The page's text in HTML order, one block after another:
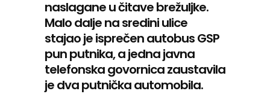
naslagane u čitave brežuljke.
Malo dalje na sredini ulice
stajao je isprečen autobus GSP
pun putnika, a jedna javna
telefonska govornica zaustavila
je dva putnička automobila.